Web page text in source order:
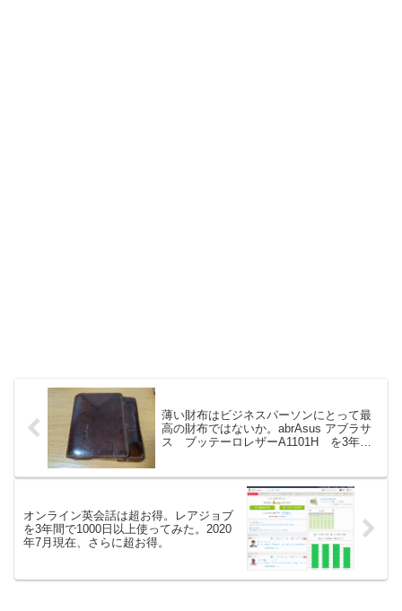
薄い財布はビジネスパーソンにとって最
高の財布ではないか。abrAsus アブラサ
ス ブッテーロレザーA1101H を3年間
オンライン英会話は超お得。レアジョブ
を3年間で1000日以上使ってみた。2020
年7月現在、さらに超お得。